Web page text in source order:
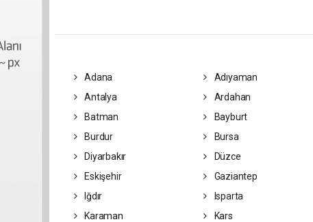
Adana Adıyaman
Antalya
Ardahan
Batman
Bayburt
Burdur
Bursa
Diyarbakır
Düzce
Eskişehir
Gaziantep
Iğdır
Isparta
Karaman
Kars